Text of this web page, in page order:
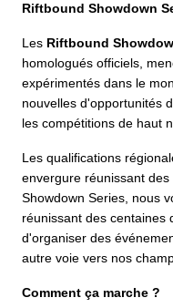
Riftbound Showdown
Les Riftbound
homologués officiels,
expérimentés dans le
nouvelles d'opportunités
les compétitions de haut
Les qualifications
envergure réunissant
Showdown Series, nous
réunissant des centaines
d'organiser des
autre voie vers nos
Comment ça marche ?